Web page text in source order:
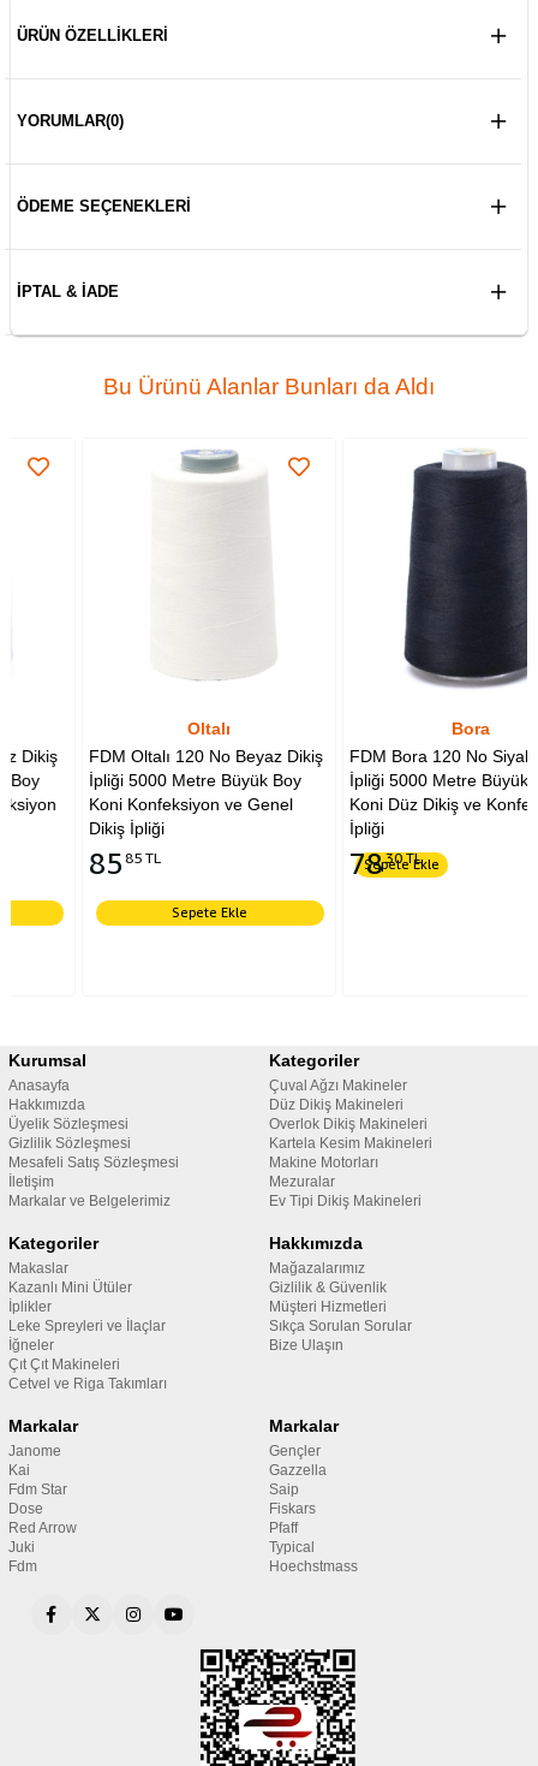
ÜRÜN ÖZELLIKLERI
YORUMLAR(0)
ÖDEME SEÇENEKLERI
İPTAL & İADE
Bu Ürünü Alanlar Bunları da Aldı
FDM Oltalı 120 No Beyaz Dikiş
İpliği 5000 Metre Büyük Boy
Koni Konfeksiyon ve Genel
Dikiş İpliği
85 TL
Sepete Ekle
FDM Bora 120 No Siyah Dikiş
İpliği 5000 Metre Büyük Boy
Koni Düz Dikiş ve Konfeksiyon
30 TL
Sepete Ekle
Kurumsal
Anasayfa
Hakkımızda
Üyelik Sözleşmesi
Gizlilik Sözleşmesi
Mesafeli Satış Sözleşmesi
İletişim
Markalar ve Belgelerimiz
Kategoriler
Çuval Ağzı Makineler
Düz Dikiş Makineleri
Overlok Dikiş Makineleri
Kartela Kesim Makineleri
Makine Motorları
Mezuralar
Ev Tipi Dikiş Makineleri
Kategoriler
Makaslar
Kazanlı Mini Ütüler
İplikler
Leke Spreyleri ve İlaçlar
İğneler
Çıt Çıt Makineleri
Cetvel ve Riga Takımları
Hakkımızda
Mağazalarımız
Gizlilik & Güvenlik
Müşteri Hizmetleri
Sıkça Sorulan Sorular
Bize Ulaşın
Markalar
Janome
Kai
Fdm Star
Dose
Red Arrow
Juki
Fdm
Markalar
Gençler
Gazzella
Saip
Fiskars
Pfaff
Typical
Hoechstmass